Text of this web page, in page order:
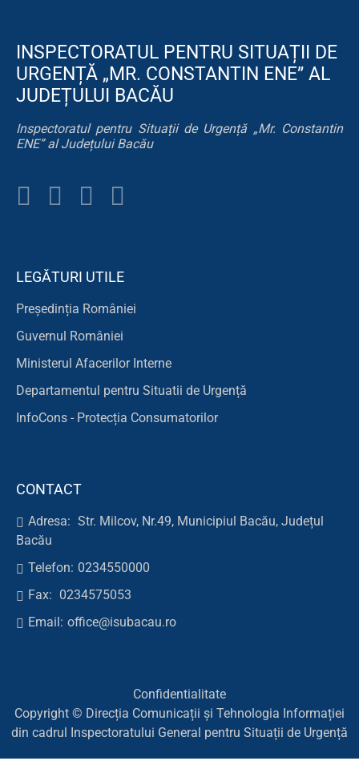
INSPECTORATUL PENTRU SITUAȚII DE
URGENȚĂ „MR. CONSTANTIN ENE” AL
JUDEȚULUI BACĂU
Inspectoratul pentru Situații de Urgență „Mr. Constantin
ENE” al Județului Bacău
LEGĂTURI UTILE
Președinția României
Guvernul României
Ministerul Afacerilor Interne
Departamentul pentru Situatii de Urgență
InfoCons - Protecția Consumatorilor
CONTACT
Adresa: Str. Milcov, Nr.49, Municipiul Bacău, Județul
Bacău
Telefon: 0234550000
Fax: 0234575053
Email: office@isubacau.ro
Confidentialitate
Copyright © Direcția Comunicații și Tehnologia Informației
din cadrul Inspectoratului General pentru Situații de Urgență